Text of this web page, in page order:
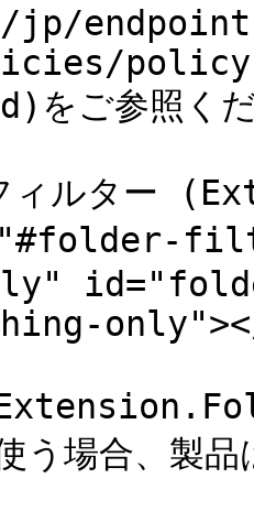
jp/
ご参照く
ィルター
う場合、製